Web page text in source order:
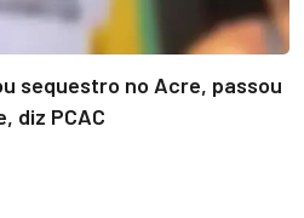
sequestro no Acre, passou
diz PCAC